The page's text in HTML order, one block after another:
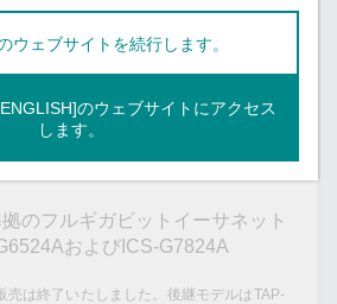
以下）を提供
ション用のIP68等級の製品
ユニットとAWK-4121*シリーズ
のフルギガビットイーサネット
およびICS-G7824A
は終了いたしました。後継モデルはTAP-
ウェブサイトを続行します。
のウェブサイトにアクセス
します。